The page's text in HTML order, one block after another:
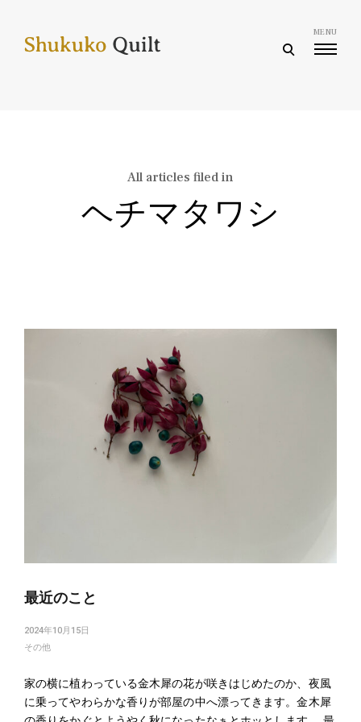
content
open
MENU
All articles filed in
ヘチマタワシ
最近のこと
2024年10月15日
その他
家の横に植わっている金木犀の花が咲きはじめたのか、夜風
に乗ってやわらかな香りが部屋の中へ漂ってきます。金木犀